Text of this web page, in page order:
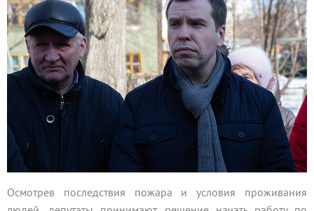
Осмотрев последствия пожара и условия проживания